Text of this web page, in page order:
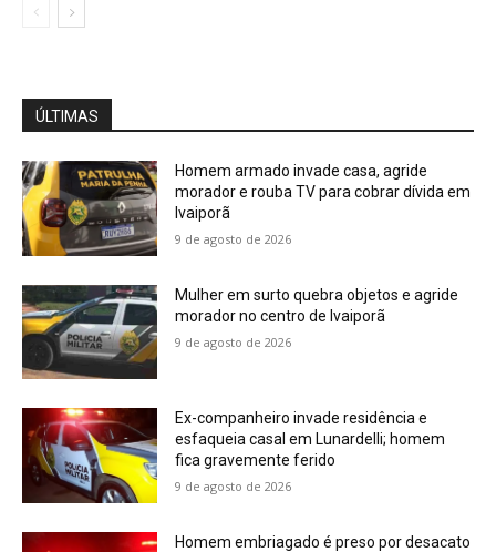
ÚLTIMAS
Homem armado invade casa, agride
morador e rouba TV para cobrar dívida em
Ivaiporã
9 de agosto de 2026
Mulher em surto quebra objetos e agride
morador no centro de Ivaiporã
9 de agosto de 2026
Ex-companheiro invade residência e
esfaqueia casal em Lunardelli; homem
fica gravemente ferido
9 de agosto de 2026
Homem embriagado é preso por desacato